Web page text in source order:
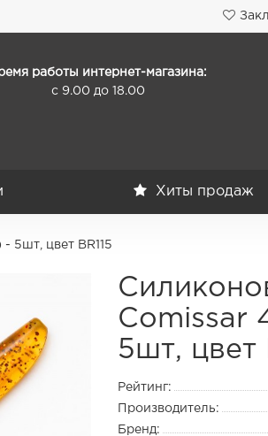
работы интернет-магазина:
с 9.00 до 18.00
Хиты продаж
5шт, цвет BR115
Comissar
5шт, цвет
Рейтинг:
Производитель:
Бренд: